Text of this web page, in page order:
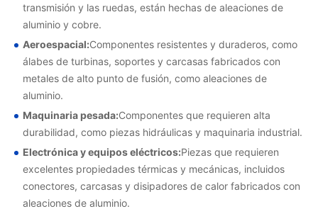
transmisión y las ruedas, están hechas de aleaciones de
aluminio y cobre.
Aeroespacial:Componentes resistentes y duraderos, como
álabes de turbinas, soportes y carcasas fabricados con
metales de alto punto de fusión, como aleaciones de
aluminio.
Maquinaria pesada:Componentes que requieren alta
durabilidad, como piezas hidráulicas y maquinaria industrial.
Electrónica y equipos eléctricos:Piezas que requieren
excelentes propiedades térmicas y mecánicas, incluidos
conectores, carcasas y disipadores de calor fabricados con
aleaciones de aluminio.